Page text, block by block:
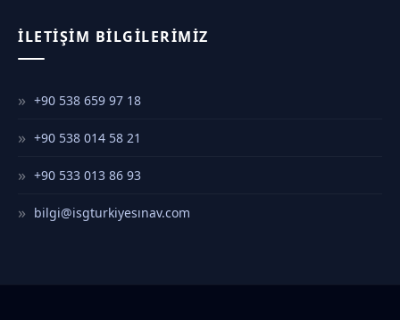
İLETIŞIM BILGILERIMIZ
+90 538 659 97 18
+90 538 014 58 21
+90 533 013 86 93
bilgi@isgturkiyesınav.com